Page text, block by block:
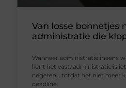
Van losse bonnetjes
administratie die
Wanneer administratie ineens
kent het vast: administratie is
negeren… totdat het niet meer
deadline